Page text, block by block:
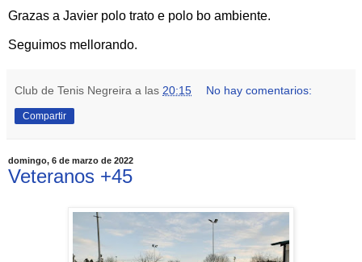
Grazas a Javier polo trato e polo bo ambiente.
Seguimos mellorando.
Club de Tenis Negreira a las 20:15 No hay comentarios:
Compartir
domingo, 6 de marzo de 2022
Veteranos +45